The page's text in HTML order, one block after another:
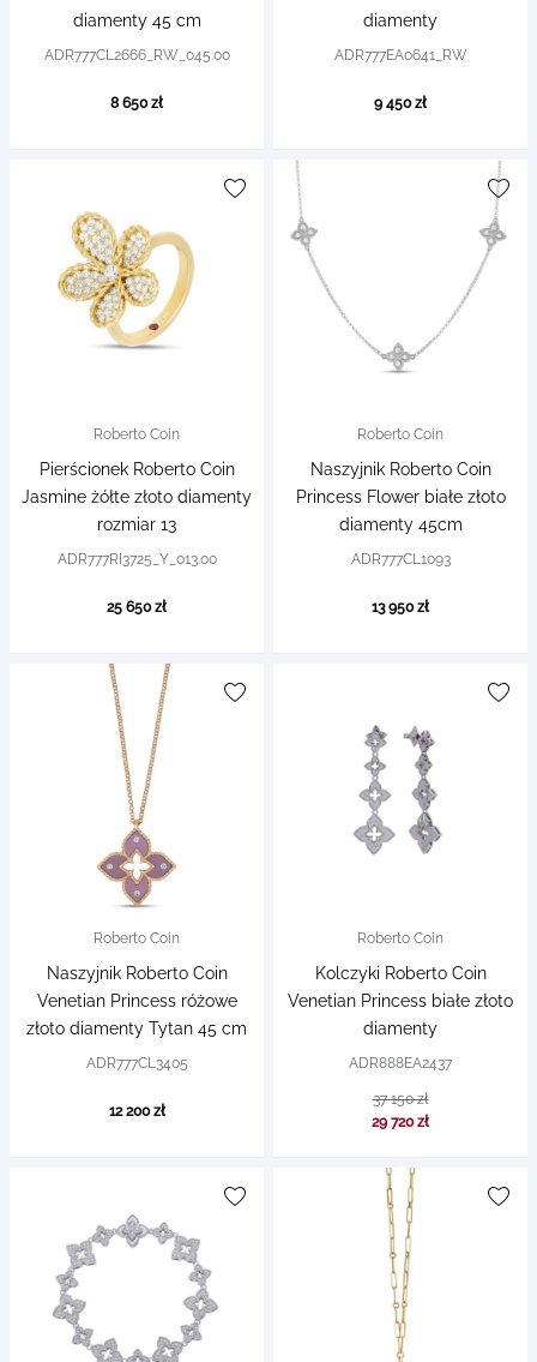
diamenty 45 cm
ADR777CL2666_RW_045.00
8 650 zł
diamenty
ADR777EA0641_RW
9 450 zł
Roberto Coin
Pierścionek Roberto Coin
Jasmine żółte złoto diamenty
rozmiar 13
ADR777RI3725_Y_013.00
25 650 zł
Roberto Coin
Naszyjnik Roberto Coin
Princess Flower białe złoto
diamenty 45cm
ADR777CL1093
13 950 zł
Roberto Coin
Naszyjnik Roberto Coin
Venetian Princess różowe
złoto diamenty Tytan 45 cm
ADR777CL3405
12 200 zł
Roberto Coin
Kolczyki Roberto Coin
Venetian Princess białe złoto
diamenty
ADR888EA2437
37 150 zł
29 720 zł